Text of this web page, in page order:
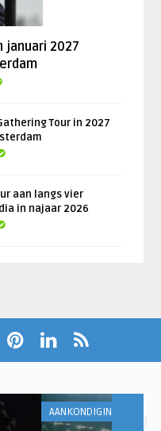
januari 2027
Tour in 2027
aan langs vier
in najaar 2026
AANKONDIGINGEN